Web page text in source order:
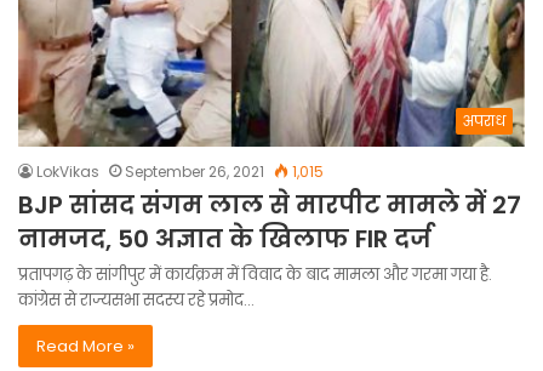
अपराध
LokVikas September 26, 2021 1,015
BJP सांसद संगम लाल से मारपीट मामले में 27
नामजद, 50 अज्ञात के खिलाफ FIR दर्ज
प्रतापगढ़ के सांगीपुर में कार्यक्रम में विवाद के बाद मामला और गरमा गया है.
कांग्रेस से राज्यसभा सदस्य रहे प्रमोद…
Read More »